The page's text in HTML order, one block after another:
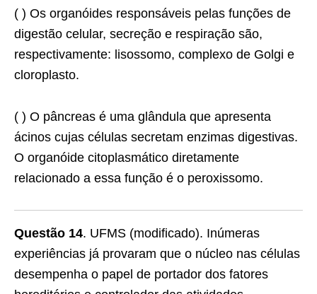
( ) Os organóides responsáveis pelas funções de
digestão celular, secreção e respiração são,
respectivamente: lisossomo, complexo de Golgi e
cloroplasto.
( ) O pâncreas é uma glândula que apresenta
ácinos cujas células secretam enzimas digestivas.
O organóide citoplasmático diretamente
relacionado a essa função é o peroxissomo.
Questão 14. UFMS (modificado). Inúmeras
experiências já provaram que o núcleo nas células
desempenha o papel de portador dos fatores